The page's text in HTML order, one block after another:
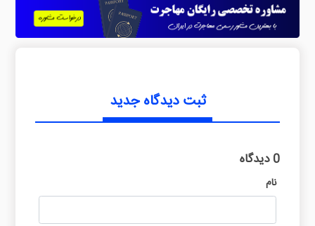
ثبت دیدگاه جدید
0 دیدگاه
نام